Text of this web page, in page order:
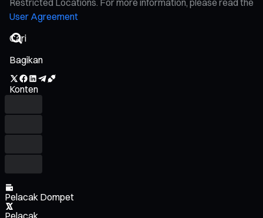
User Agreement
Bagikan
Konten
Pelacak Dompet
Pelacak